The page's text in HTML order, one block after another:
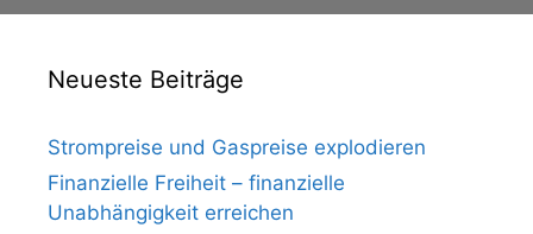
Neueste Beiträge
Strompreise und Gaspreise explodieren
Finanzielle Freiheit – finanzielle
Unabhängigkeit erreichen